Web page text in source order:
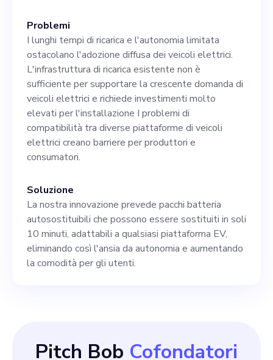
vantaggiose sarà
fondamentale per
mantenere il nostro
vantaggio competitivo in un
mercato potenziale di 250
miliardi di dollari. Unitevi a
E-Gen Energy, e insieme
Problemi
I lunghi tempi di ricarica e l'autonomia limitata
ostacolano l'adozione diffusa dei veicoli elettrici.
L'infrastruttura di ricarica esistente non è
sufficiente per supportare la crescente domanda di
veicoli elettrici e richiede investimenti molto
elevati per l'installazione I problemi di
compatibilità tra diverse piattaforme di veicoli
elettrici creano barriere per produttori e
consumatori.
Soluzione
La nostra innovazione prevede pacchi batteria
autosostituibili che possono essere sostituiti in soli
10 minuti, adattabili a qualsiasi piattaforma EV,
eliminando così l'ansia da autonomia e aumentando
la comodità per gli utenti.
Pitch Bob Cofondatori